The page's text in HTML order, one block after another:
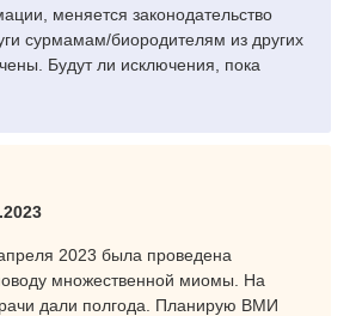
меняется законодательство
сурмамам/биородителям из других
Будут ли исключения, пока
2023 была проведена
множественной миомы. На
дали полгода. Планирую ВМИ